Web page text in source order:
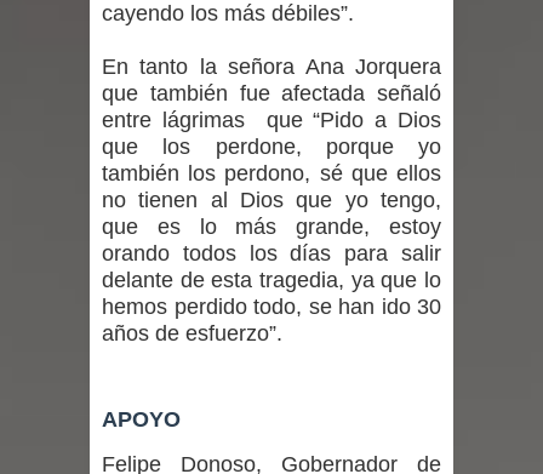
emergencia.
Del anime al K-pop: especialistas U.
de Chile analizan el creciente interés
por las culturas japonesa y coreana
Renuncia del seremi Minvu en el
Maule golpea al Gobierno en medio de
cayendo los más débiles”.
En tanto la señora Ana Jorquera
que también fue afectada señaló
entre lágrimas que “Pido a Dios
que los perdone, porque yo
también los perdono, sé que ellos
no tienen al Dios que yo tengo,
que es lo más grande, estoy
orando todos los días para salir
delante de esta tragedia, ya que lo
hemos perdido todo, se han ido 30
años de esfuerzo”.
APOYO
Felipe Donoso, Gobernador de